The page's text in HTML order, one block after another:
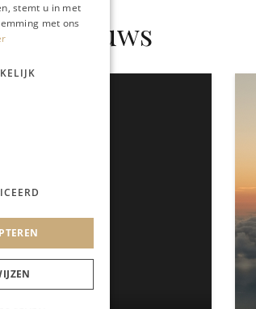
nieuws
stemt u in met
met ons